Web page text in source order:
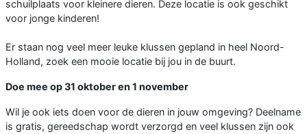
schuilplaats voor kleinere dieren. Deze locatie is ook geschikt
voor jonge kinderen!
Er staan nog veel meer leuke klussen gepland in heel Noord-
Holland, zoek een mooie locatie bij jou in de buurt.
Doe mee op 31 oktober en 1 november
Wil je ook iets doen voor de dieren in jouw omgeving? Deelname
is gratis, gereedschap wordt verzorgd en veel klussen zijn ook